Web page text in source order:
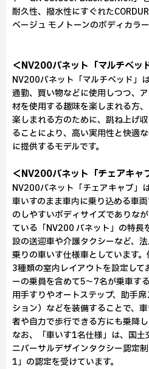
耐久性、撥水性にすぐれた
ベージュ モノトーンのボディカラ
＜NV200バネット「マルチベッ
NV200バネット「マルチベッド」
通勤、買い物などに使用しつつ、
材を使用する趣味を楽しまれる方
楽しまれる方のために、跳ね上げ
ることにより、高い実用性と快適
に提供するモデルです。
＜NV200バネット「チェアキャ
NV200バネット「チェアキャブ」
車いすのまま車内に乗り込める車
のしやすいボディサイズでありな
ている「NV200 バネット」の特長
設の送迎車や介護タクシーなど、
乗りの車いす仕様車としています
3種類の室内レイアウトを設定して
ーの乗員を含めて5～7名が乗車す
用手すりやオートステップ、助手
ション）などを装備することで、
者や自力で歩行できる方にも乗降し
なお、「車いす1名仕様」は、国
ニバーサルデザインタクシー認定
1」の認定を受けています。